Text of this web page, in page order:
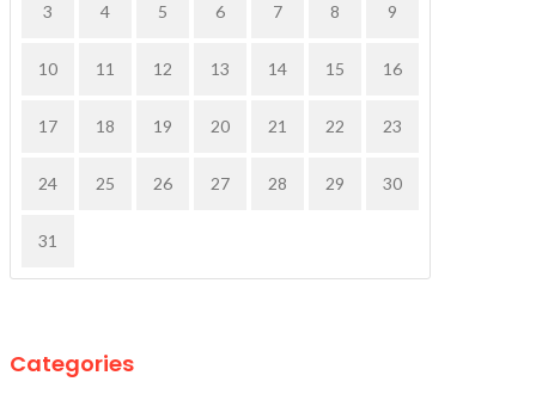
3 4 5 6 7 8 9
10 11 12 13 14 15 16
17 18 19 20 21 22 23
24 25 26 27 28 29 30
31
Categories